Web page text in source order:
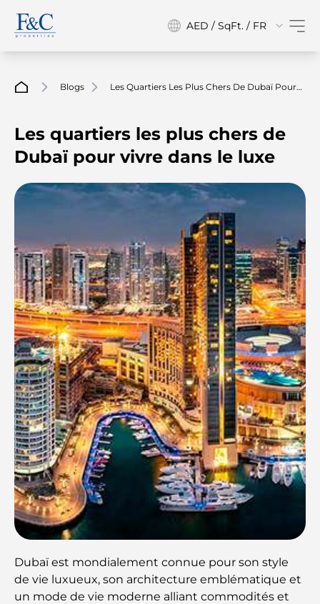
AED / SqFt. / FR
Blogs
Les Quartiers Les Plus Chers De Dubaï Pour
Les quartiers les plus chers de
Dubaï pour vivre dans le luxe
Dubaï est mondialement connue pour son style
de vie luxueux, son architecture emblématique et
un mode de vie moderne alliant commodités et